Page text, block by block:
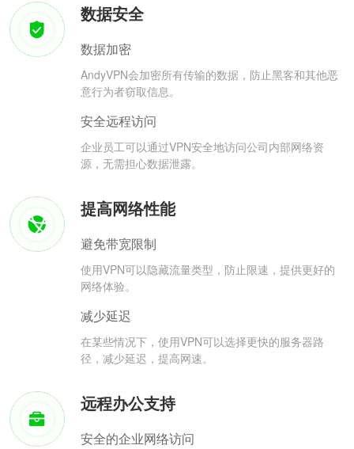
数据安全
数据加密
AndyVPN会加密所有传输的数据，防止黑客和其他恶
意行为者窃取信息。
安全远程访问
企业员工可以通过VPN安全地访问公司内部网络资
源，无需担心数据泄露。
提高网络性能
避免带宽限制
使用VPN可以隐藏流量类型，防止限速，提供更好的
网络体验。
减少延迟
在某些情况下，使用VPN可以选择更快的服务器路
径，减少延迟，提高网速。
远程办公支持
安全的企业网络访问